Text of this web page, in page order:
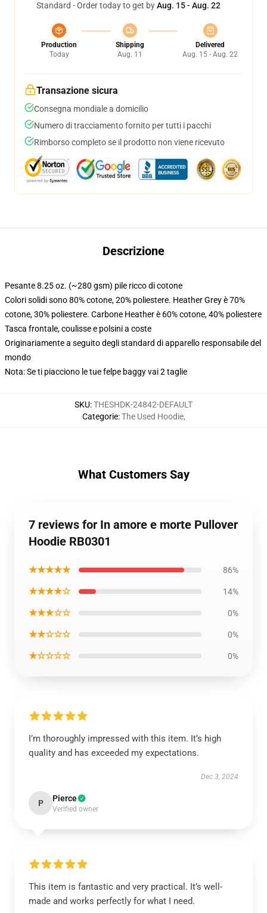
Standard - Order today to get byAug. 15 - Aug. 22
Production
Today
Shipping
Aug. 11
Delivered
Aug. 15 - Aug. 22
Transazione sicura
Consegna mondiale a domicilio
Numero di tracciamento fornito per tutti i pacchi
Rimborso completo se il prodotto non viene ricevuto
Descrizione
Pesante 8.25 oz. (~280 gsm) pile ricco di cotone
Colori solidi sono 80% cotone, 20% poliestere. Heather Grey è 70%
cotone, 30% poliestere. Carbone Heather è 60% cotone, 40% poliestere
Tasca frontale, coulisse e polsini a coste
Originariamente a seguito degli standard di apparello responsabile del
mondo
Nota: Se ti piacciono le tue felpe baggy vai 2 taglie
SKU:THESHDK-24842-DEFAULT
Categorie:The Used Hoodie,
What Customers Say
7 reviews for In amore e morte Pullover
Hoodie RB0301
★★★★★ 86%
★★★★☆ 14%
★★★☆☆ 0%
★★☆☆☆ 0%
★☆☆☆☆ 0%
I’m thoroughly impressed with this item. It’s high
quality and has exceeded my expectations.
Dec 3, 2024
P Pierce
Verified owner
This item is fantastic and very practical. It’s well-
made and works perfectly for what I need.